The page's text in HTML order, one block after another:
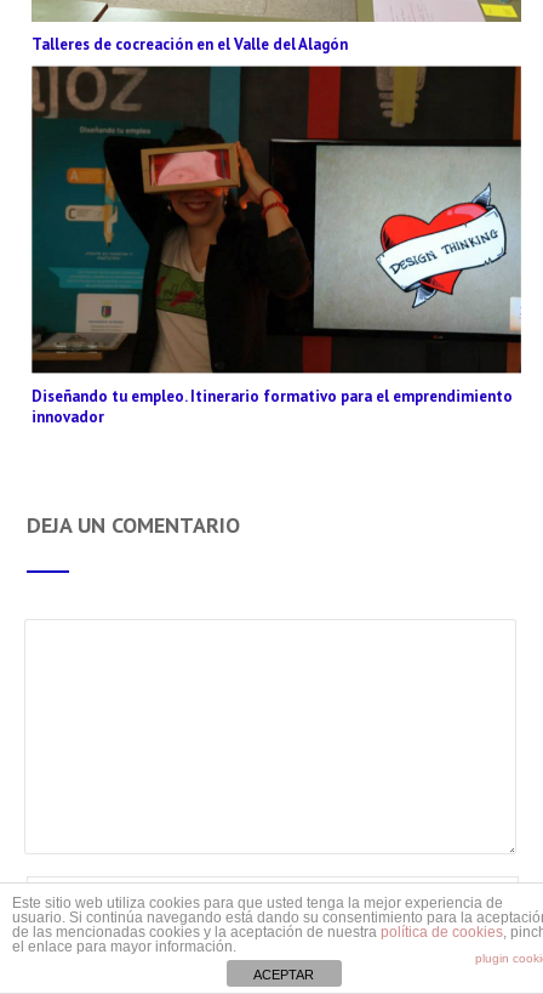
Talleres de cocreación en el Valle del Alagón
Diseñando tu empleo. Itinerario formativo para el emprendimiento
innovador
DEJA UN COMENTARIO
Este sitio web utiliza cookies para que usted tenga la mejor experiencia de
usuario. Si continúa navegando está dando su consentimiento para la
de las mencionadas cookies y la aceptación de nuestra política de cookies,
el enlace para mayor información.
plugin
ACEPTAR